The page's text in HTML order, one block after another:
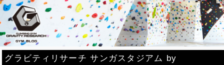
グラビティリサーチ サンガスタジアム by